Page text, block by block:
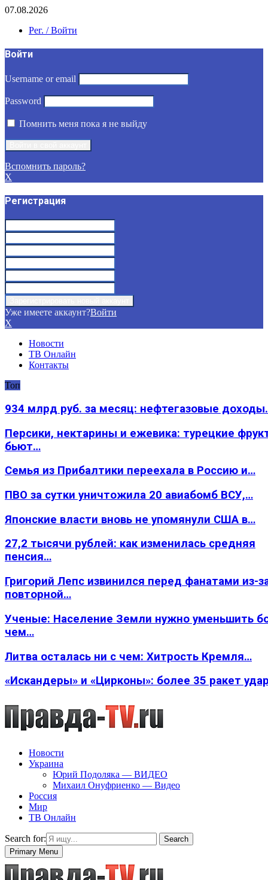
07.08.2026
Рег. / Войти
Войти
Username or email
Password
Помнить меня пока я не выйду
Вспомнить пароль?
X
Регистрация
Уже имеете аккаунт?Войти
X
Новости
ТВ Онлайн
Контакты
Топ
934 млрд руб. за месяц: нефтегазовые
Персики, нектарины и ежевика: турецкие
бьют…
Семья из Прибалтики переехала в Россию и…
ПВО за сутки уничтожила 20 авиабомб ВСУ,…
Японские власти вновь не упомянули США в…
27,2 тысячи рублей: как изменилась средняя
пенсия…
Григорий Лепс извинился перед фанатами из-
повторной…
Ученые: Население Земли нужно уменьшить
чем…
Литва осталась ни с чем: Хитрость Кремля…
«Искандеры» и «Цирконы»: более 35 ракет
Новости
Украина
Юрий Подоляка — ВИДЕО
Михаил Онуфриенко — Видео
Россия
Мир
ТВ Онлайн
Search for:
Search
Primary Menu